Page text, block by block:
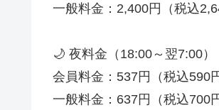
一般料金：2,400円（税込
🌙 夜料金（18:00～翌7:00）
会員料金：537円（税込590
一般料金：637円（税込700